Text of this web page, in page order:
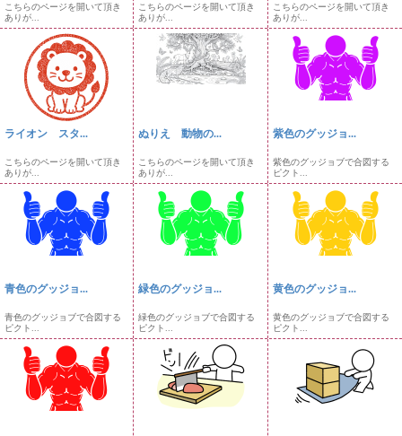
こちらのページを開いて頂き
ありが...
こちらのページを開いて頂き
ありが...
こちらのページを開いて頂き
ありが...
ライオン スタ...
こちらのページを開いて頂き
ありが...
ぬりえ 動物の...
こちらのページを開いて頂き
ありが...
紫色のグッジョ...
紫色のグッジョブで合図する
ピクト...
青色のグッジョ...
青色のグッジョブで合図する
ピクト...
緑色のグッジョ...
緑色のグッジョブで合図する
ピクト...
黄色のグッジョ...
黄色のグッジョブで合図する
ピクト...